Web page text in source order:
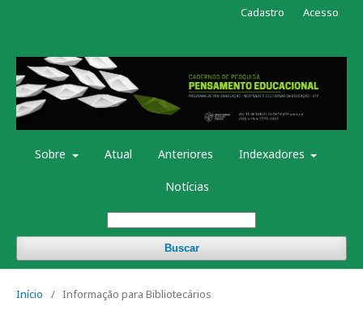
Sobre Atual Anteriores Indexadores
Notícias
Buscar
Cadastro Acesso
Início / Informação para Bibliotecários